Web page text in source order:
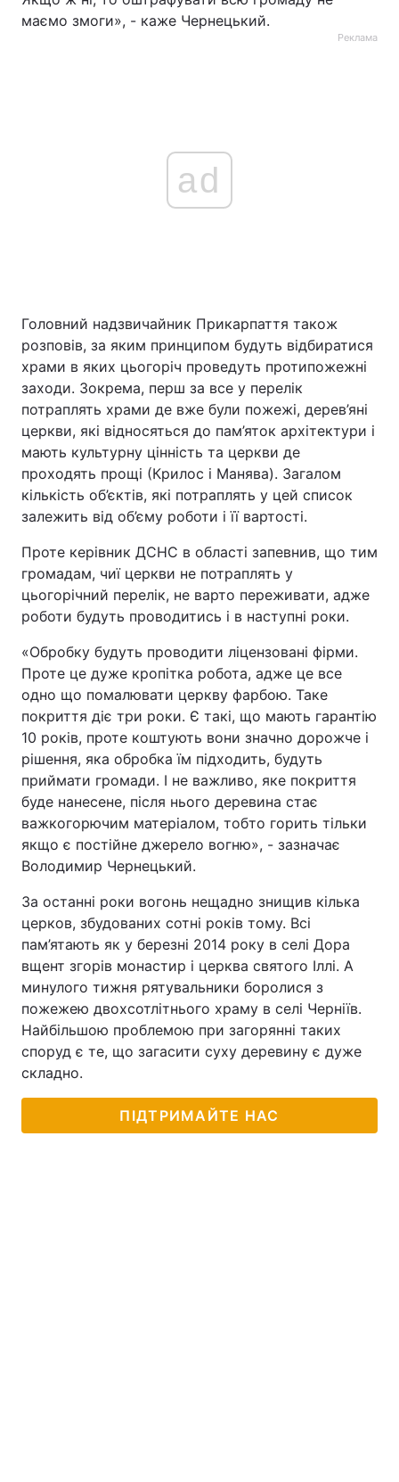
маємо змоги», - каже Чернецький.
Реклама
ad
Головний надзвичайник Прикарпаття також
розповів, за яким принципом будуть відбиратися
храми в яких цьогоріч проведуть протипожежні
заходи. Зокрема, перш за все у перелік
потраплять храми де вже були пожежі, дерев’яні
церкви, які відносяться до пам’яток архітектури і
мають культурну цінність та церкви де
проходять прощі (Крилос і Манява). Загалом
кількість об’єктів, які потраплять у цей список
залежить від об’єму роботи і її вартості.
Проте керівник ДСНС в області запевнив, що тим
громадам, чиї церкви не потраплять у
цьогорічний перелік, не варто переживати, адже
роботи будуть проводитись і в наступні роки.
«Обробку будуть проводити ліцензовані фірми.
Проте це дуже кропітка робота, адже це все
одно що помалювати церкву фарбою. Таке
покриття діє три роки. Є такі, що мають гарантію
10 років, проте коштують вони значно дорожче і
рішення, яка обробка їм підходить, будуть
приймати громади. І не важливо, яке покриття
буде нанесене, після нього деревина стає
важкогорючим матеріалом, тобто горить тільки
якщо є постійне джерело вогню», - зазначає
Володимир Чернецький.
За останні роки вогонь нещадно знищив кілька
церков, збудованих сотні років тому. Всі
пам’ятають як у березні 2014 року в селі Дора
вщент згорів монастир і церква святого Іллі. А
минулого тижня рятувальники боролися з
пожежею двохсотлітнього храму в селі Черніїв.
Найбільшою проблемою при загорянні таких
споруд є те, що загасити суху деревину є дуже
складно.
ПІДТРИМАЙТЕ НАС